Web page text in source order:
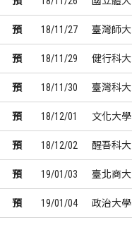
預 18/11/27 臺灣師大
預 18/11/29 健行科大
預 18/11/30 臺灣科大
預 18/12/01 文化大學
預 18/12/02 醒吾科大
預 19/01/03 臺北商大
預 19/01/04 政治大學